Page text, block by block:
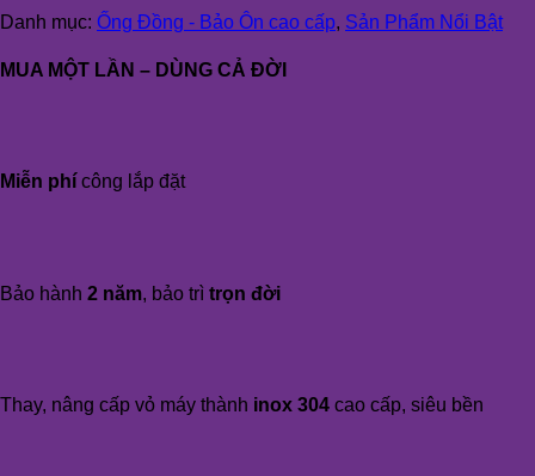
Danh mục: Ống Đồng - Bảo Ôn cao cấp, Sản Phẩm Nổi Bật
MUA MỘT LẦN – DÙNG CẢ ĐỜI
Miễn phí công lắp đặt
Bảo hành 2 năm, bảo trì trọn đời
Thay, nâng cấp vỏ máy thành inox 304 cao cấp, siêu bền